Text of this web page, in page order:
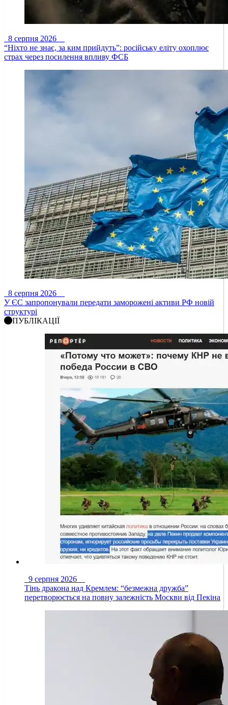
8 серпня 2026
“Ніхто не знає, за ким прийдуть”: російську еліту охоплює
страх через посилення впливу ФСБ
8 серпня 2026
У ЄС запропонували передати заморожені активи РФ новій
структурі
ПУБЛІКАЦІЇ
9 серпня 2026
Тінь дракона над Кремлем: “безмежна дружба”
перетворюється на повну залежність Москви від Пекіна